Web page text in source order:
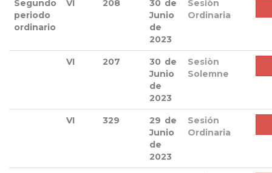
Segundo
periodo
ordinario
VI 208
30 de
Junio
de
2023
Sesiòn
Ordinaria
VI 207
30 de
Junio
de
2023
Sesiòn
Solemne
VI 329
29 de
Junio
de
2023
Sesión
Ordinaria